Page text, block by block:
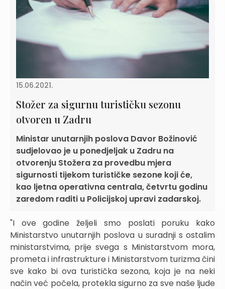
15.06.2021.
Stožer za sigurnu turističku sezonu
otvoren u Zadru
Ministar unutarnjih poslova Davor Božinović
sudjelovao je u ponedjeljak u Zadru na
otvorenju Stožera za provedbu mjera
sigurnosti tijekom turističke sezone koji će,
kao ljetna operativna centrala, četvrtu godinu
zaredom raditi u Policijskoj upravi zadarskoj.
"I ove godine željeli smo poslati poruku kako
Ministarstvo unutarnjih poslova u suradnji s ostalim
ministarstvima, prije svega s Ministarstvom mora,
prometa i infrastrukture i Ministarstvom turizma čini
sve kako bi ova turistička sezona, koja je na neki
način već počela, protekla sigurno za sve naše ljude